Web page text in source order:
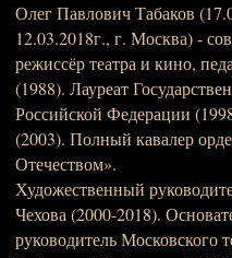
Олег Павлович Табаков
12.03.2018г., г. Москва) -
режиссёр театра и кино,
(1988). Лауреат
Российской Федерации
(2003). Полный кавалер
Отечеством».
Художественный
Чехова (2000-2018).
руководитель Московского